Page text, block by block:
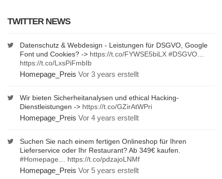
TWITTER NEWS
Datenschutz & Webdesign - Leistungen für DSGVO, Google
Font und Cookies? -> https://t.co/FYWSE5biLX #DSGVO
https://t.co/LxsPiFmbIb
Homepage_Preis Vor 3 years erstellt
Wir bieten Sicherheitanalysen und ethical Hacking-
Dienstleistungen -> https://t.co/GZirAtWPri
Homepage_Preis Vor 4 years erstellt
Suchen Sie nach einem fertigen Onlineshop für Ihren
Lieferservice oder Ihr Restaurant? Ab 349€ kaufen.
#Homepage
https://t.co/pdzajoLNMf
Homepage_Preis Vor 5 years erstellt